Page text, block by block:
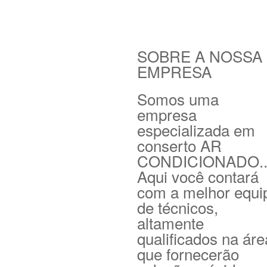
SOBRE A NOSSA
EMPRESA
Somos uma
empresa
especializada em
conserto AR
CONDICIONADO..
Aqui você contará
com a melhor
de técnicos,
altamente
qualificados na
que fornecerão